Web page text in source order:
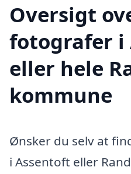
Oversigt
fotografer i
eller hele
kommune
Ønsker du selv at
i Assentoft eller